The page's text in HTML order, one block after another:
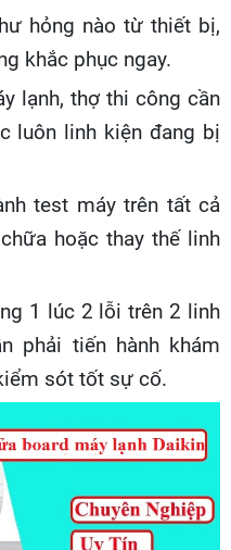
hỏng nào từ thiết bị,
khắc phục ngay.
lạnh, thợ thi công cần
luôn linh kiện đang bị
test máy trên tất cả
hoặc thay thế linh
1 lúc 2 lỗi trên 2 linh
phải tiến hành khám
sót tốt sự cố.